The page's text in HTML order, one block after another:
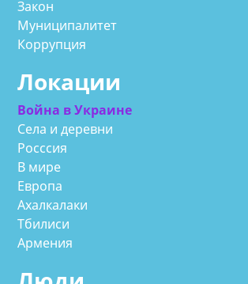
Закон
Муниципалитет
Коррупция
Локации
Война в Украине
Села и деревни
Росссия
В мире
Европа
Ахалкалаки
Тбилиси
Армения